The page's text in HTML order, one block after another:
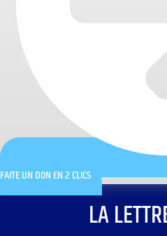
FAITE UN DON EN 2 CLICS
LA